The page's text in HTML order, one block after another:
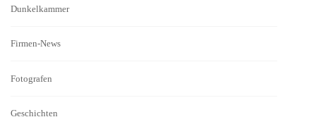
Dunkelkammer
Firmen-News
Fotografen
Geschichten